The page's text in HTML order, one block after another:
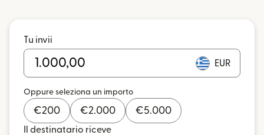
Tu invii
EUR
Oppure seleziona un importo
€200 €2.000 €5.000
Il destinatario riceve